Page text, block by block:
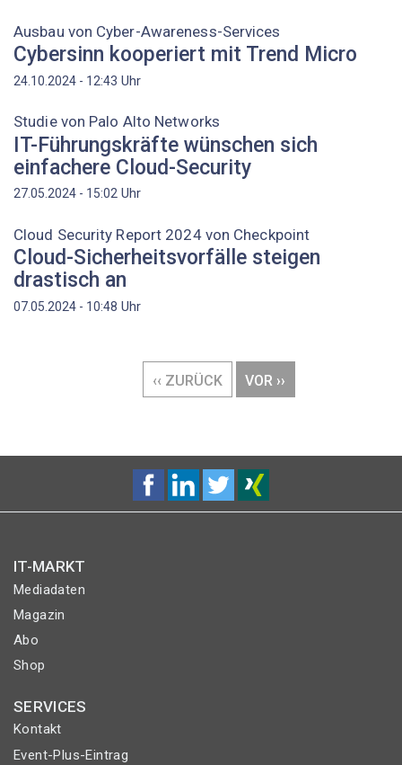
Ausbau von Cyber-Awareness-Services
Cybersinn kooperiert mit Trend Micro
24.10.2024 - 12:43 Uhr
Studie von Palo Alto Networks
IT-Führungskräfte wünschen sich
einfachere Cloud-Security
27.05.2024 - 15:02 Uhr
Cloud Security Report 2024 von Checkpoint
Cloud-Sicherheitsvorfälle steigen
drastisch an
07.05.2024 - 10:48 Uhr
VORHERIGE
SEITE
‹‹ ZURÜCK
NÄCHSTE
SEITE
VOR ››
IT-MARKT
Mediadaten
Magazin
Abo
Shop
SERVICES
Kontakt
Event-Plus-Eintrag